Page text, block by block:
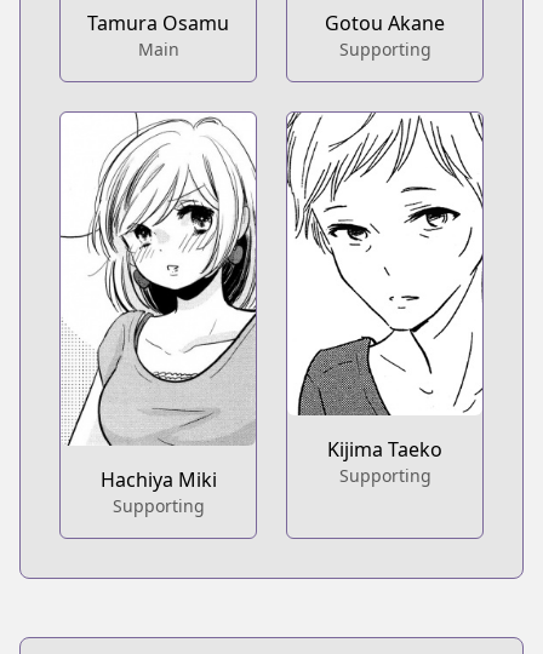
Tamura Osamu
Main
Gotou Akane
Supporting
Hachiya Miki
Supporting
Kijima Taeko
Supporting